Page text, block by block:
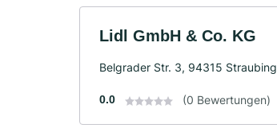
Lidl GmbH & Co. KG
Belgrader Str. 3, 94315 Straubing
0.0 (0 Bewertungen)